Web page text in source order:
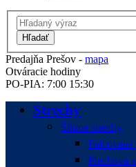
Hľadať
Predajňa Prešov - mapa
Otváracie hodiny
PO-PIA: 7:00 15:30
Strechy
Šikmé strechy
Plechová